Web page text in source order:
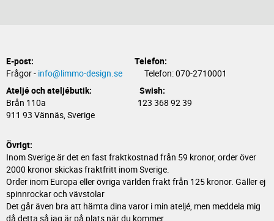
E-post:
Telefon:
Frågor - info@limmo-design.se Telefon: 070-2710001
Ateljé och ateljébutik: Swish:
Brån 110a 123 368 92 39
911 93 Vännäs, Sverige
Övrigt:
Inom Sverige är det en fast fraktkostnad från 59 kronor, order över
2000 kronor skickas fraktfritt inom Sverige.
Order inom Europa eller övriga världen frakt från 125 kronor. Gäller ej
spinnrockar och vävstolar
Det går även bra att hämta dina varor i min ateljé, men meddela mig
då detta så jag är på plats när du kommer.